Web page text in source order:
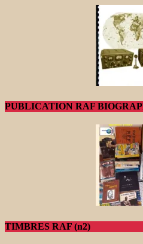
PUBLICATION RAF
TIMBRES RAF (n2)